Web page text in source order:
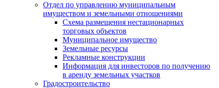
Отдел по управлению муниципальным
имуществом и земельными отношениями
Схема размещения нестационарных
торговых объектов
Муниципальное имущество
Земельные ресурсы
Рекламные конструкции
Информация для инвесторов по получению
в аренду земельных участков
Градостроительство